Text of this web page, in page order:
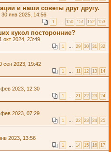
и наши советы друг другу.
30 янв 2025, 14:56
1 … 150 151 152 153
кукол посторонние?
окт 2024, 23:49
1 … 29 30 31 32
сен 2023, 19:42
1 … 11 12 13 14
фев 2023, 12:30
1 … 21 22 23 24
фев 2023, 07:29
1 … 22 23 24 25
2023, 13:56
1 … 14 15 16 17